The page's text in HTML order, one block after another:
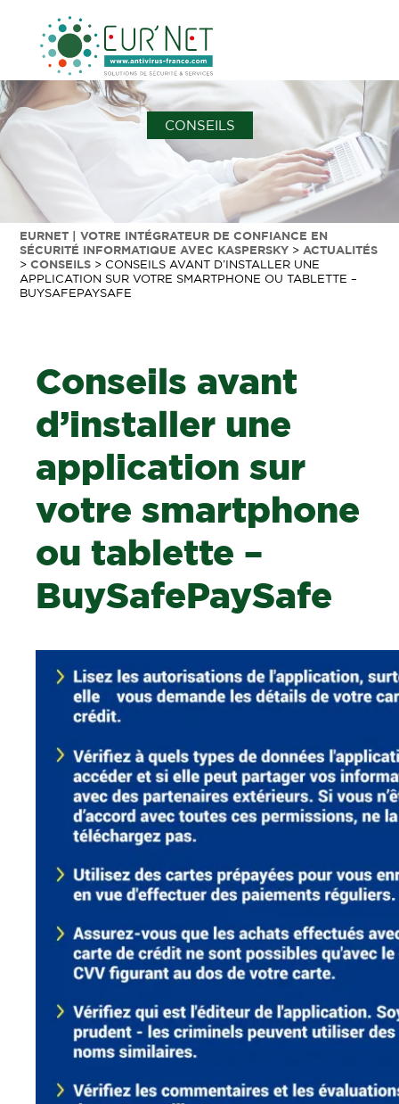
CONSEILS
EURNET | VOTRE INTÉGRATEUR DE CONFIANCE EN
SÉCURITÉ INFORMATIQUE AVEC KASPERSKY >ACTUALITÉS
>CONSEILS > CONSEILS AVANT D’INSTALLER UNE
APPLICATION SUR VOTRE SMARTPHONE OU TABLETTE –
BUYSAFEPAYSAFE
Conseils avant
d’installer une
application sur
votre smartphone
ou tablette –
BuySafePaySafe